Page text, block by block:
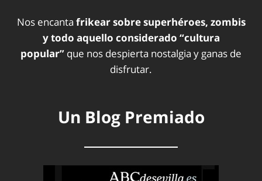
Nos encanta frikear sobre superhéroes, zombis
y todo aquello considerado “cultura
popular” que nos despierta nostalgia y ganas de
disfrutar.
Un Blog Premiado